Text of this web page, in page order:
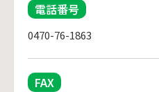
電話番号
0470-76-1863
FAX